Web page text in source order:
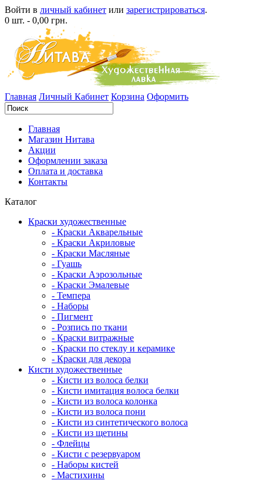
Войти в личный кабинет или зарегистрироваться.
0 шт. - 0,00 грн.
Главная Личный Кабинет Корзина Оформить
Главная
Магазин Нитава
Акции
Оформлении заказа
Оплата и доставка
Контакты
Каталог
Краски художественные
- Краски Акварельные
- Краски Акриловые
- Краски Масляные
- Гуашь
- Краски Аэрозольные
- Краски Эмалевые
- Темпера
- Наборы
- Пигмент
- Розпись по ткани
- Краски витражные
- Краски по стеклу и керамике
- Краски для декора
Кисти художественные
- Кисти из волоса белки
- Кисти имитация волоса белки
- Кисти из волоса колонка
- Кисти из волоса пони
- Кисти из синтетического волоса
- Кисти из щетины
- Флейцы
- Кисти с резервуаром
- Наборы кистей
- Мастихины